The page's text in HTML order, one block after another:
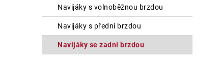
í
a
navijáky s volnoběžnou brzdou
navijáky s přední brzdou
navijáky se zadní brzdou